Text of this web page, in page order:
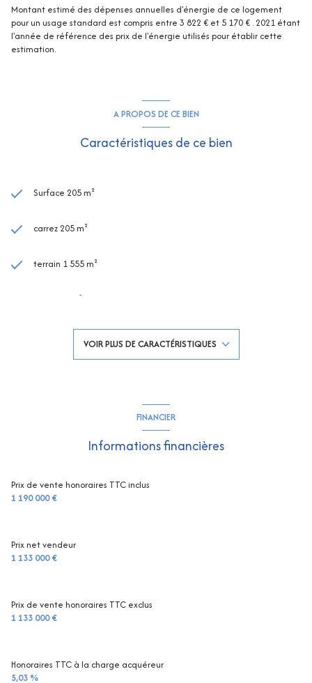
Montant estimé des dépenses annuelles d'énergie de ce logement
pour un usage standard est compris entre 3 822 € et 5 170 € . 2021 étant
l'année de référence des prix de l'énergie utilisés pour établir cette
estimation.
A PROPOS DE CE BIEN
Caractéristiques de ce bien
Surface 205 m²
carrez 205 m²
terrain 1 555 m²
séjour 48 m²
cuisine américaine (équipée)
exposition Sud-Est
vue Collines
VOIR PLUS DE CARACTÉRISTIQUES
FINANCIER
Informations financières
Prix de vente honoraires TTC inclus
1 190 000 €
Prix net vendeur
1 133 000 €
Prix de vente honoraires TTC exclus
1 133 000 €
Honoraires TTC à la charge acquéreur
5,03 %